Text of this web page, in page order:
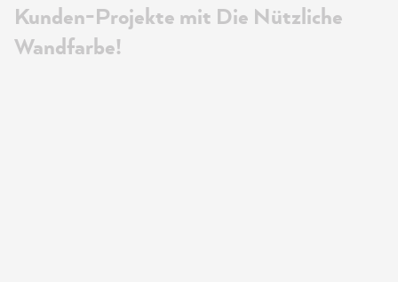
Kunden-Projekte mit Die Nützliche
Wandfarbe!